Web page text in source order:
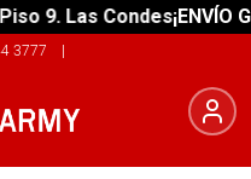
9. Las Condes¡ENVÍO
3777 |